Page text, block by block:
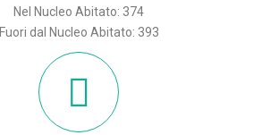
Nel Nucleo Abitato: 374
Fuori dal Nucleo Abitato: 393